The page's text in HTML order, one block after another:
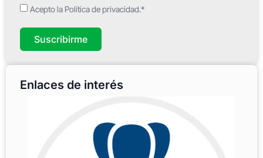
Acepto la Política de privacidad.*
Suscribirme
Enlaces de interés